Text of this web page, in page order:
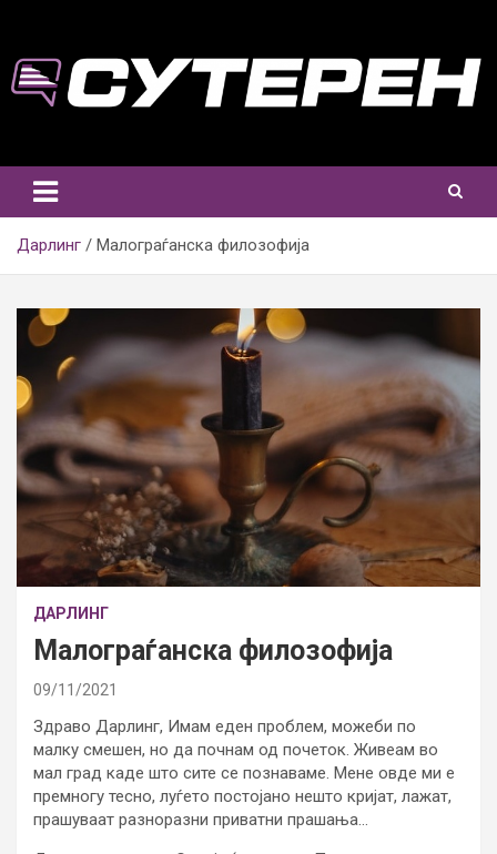
content
Дарлинг Малограѓанска филозофија
ДАРЛИНГ
Малограѓанска филозофија
09/11/2021
Здраво Дарлинг, Имам еден проблем, можеби по
малку смешен, но да почнам од почеток. Живеам во
мал град каде што сите се познаваме. Мене овде ми е
премногу тесно, луѓето постојано нешто кријат, лажат,
прашуваат разноразни приватни прашања…